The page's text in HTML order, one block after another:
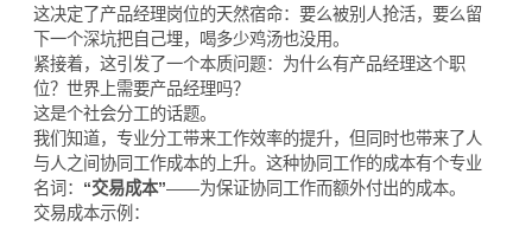
这决定了产品经理岗位的天然宿命：要么被别人抢活，要么留
下一个深坑把自己埋，喝多少鸡汤也没用。
紧接着，这引发了一个本质问题：为什么有产品经理这个职
位？世界上需要产品经理吗？
这是个社会分工的话题。
我们知道，专业分工带来工作效率的提升，但同时也带来了人
与人之间协同工作成本的上升。这种协同工作的成本有个专业
名词： “交易成本”——为保证协同工作而额外付出的成本。
交易成本示例：